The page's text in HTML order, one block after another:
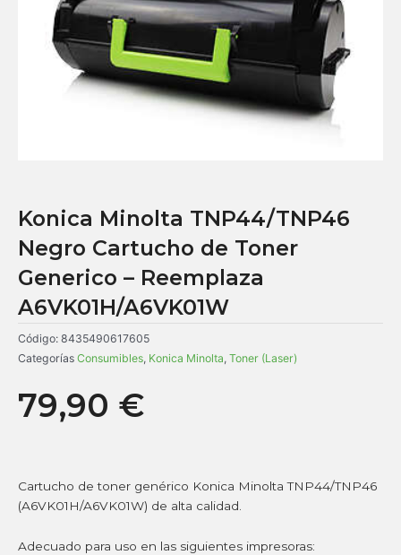
Konica Minolta TNP44/TNP46
Negro Cartucho de Toner
Generico – Reemplaza
A6VK01H/A6VK01W
Código: 8435490617605
Categorías Consumibles, Konica Minolta, Toner (Laser)
79,90 €
Cartucho de toner genérico Konica Minolta TNP44/TNP46
(A6VK01H/A6VK01W) de alta calidad.
Adecuado para uso en las siguientes impresoras: